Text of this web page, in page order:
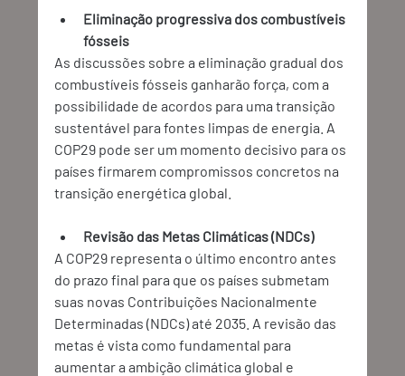
Eliminação progressiva dos combustíveis
fósseis
As discussões sobre a eliminação gradual dos
combustíveis fósseis ganharão força, com a
possibilidade de acordos para uma transição
sustentável para fontes limpas de energia. A
COP29 pode ser um momento decisivo para os
países firmarem compromissos concretos na
transição energética global.
Revisão das Metas Climáticas (NDCs)
A COP29 representa o último encontro antes
do prazo final para que os países submetam
suas novas Contribuições Nacionalmente
Determinadas (NDCs) até 2035. A revisão das
metas é vista como fundamental para
aumentar a ambição climática global e